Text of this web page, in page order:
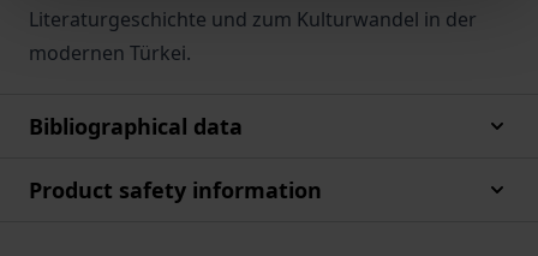
Literaturgeschichte und zum Kulturwandel in der
modernen Türkei.
Bibliographical data
Product safety information